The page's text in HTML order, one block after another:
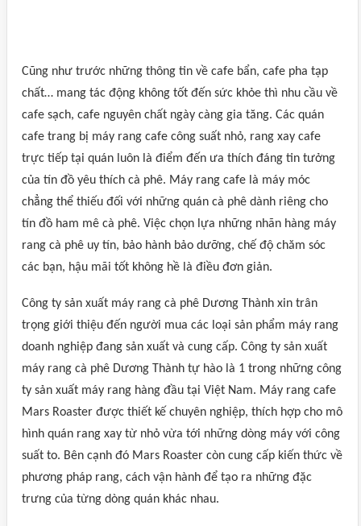
Cũng như trước những thông tin về cafe bẩn, cafe pha tạp
chất… mang tác động không tốt đến sức khỏe thì nhu cầu về
cafe sạch, cafe nguyên chất ngày càng gia tăng. Các quán
cafe trang bị máy rang cafe công suất nhỏ, rang xay cafe
trực tiếp tại quán luôn là điểm đến ưa thích đáng tin tưởng
của tín đồ yêu thích cà phê. Máy rang cafe là máy móc
chẳng thể thiếu đối với những quán cà phê dành riêng cho
tín đồ ham mê cà phê. Việc chọn lựa những nhãn hàng máy
rang cà phê uy tín, bảo hành bảo dưỡng, chế độ chăm sóc
các bạn, hậu mãi tốt không hề là điều đơn giản.
Công ty sản xuất máy rang cà phê Dương Thành xin trân
trọng giới thiệu đến người mua các loại sản phẩm máy rang
doanh nghiệp đang sản xuất và cung cấp. Công ty sản xuất
máy rang cà phê Dương Thành tự hào là 1 trong những công
ty sản xuất máy rang hàng đầu tại Việt Nam. Máy rang cafe
Mars Roaster được thiết kế chuyên nghiệp, thích hợp cho mô
hình quán rang xay từ nhỏ vừa tới những dòng máy với công
suất to. Bên cạnh đó Mars Roaster còn cung cấp kiến thức về
phương pháp rang, cách vận hành để tạo ra những đặc
trưng của từng dòng quán khác nhau.